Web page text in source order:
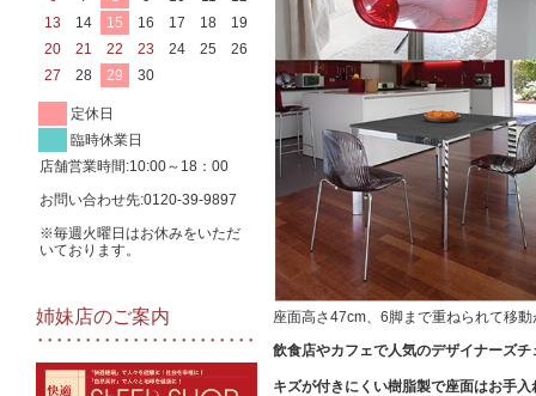
13
14 15 16 17 18
19
20
21 22 23 24 25
26
27
28 29 30
定休日
臨時休業日
店舗営業時間:10:00～18：00
お問い合わせ先:0120-39-9897
※毎週火曜日はお休みをいただ
いております。
姉妹店のご案内
座面高さ47cm、6脚まで重ねられて移
飲食店やカフェで人気のデザイナーズチ
キズが付きにくい樹脂製で座面はお手入